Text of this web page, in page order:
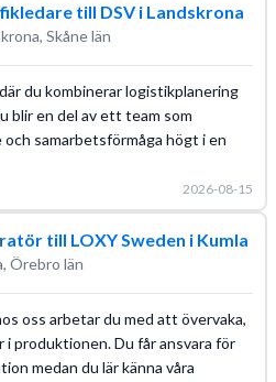
till DSV i Landskrona
Skåne län
du kombinerar logistikplanering
blir en del av ett team som
samarbetsförmåga högt i en
2026-08-15
till LOXY Sweden i Kumla
Örebro län
oss arbetar du med att övervaka,
i produktionen. Du får ansvara för
medan du lär känna våra